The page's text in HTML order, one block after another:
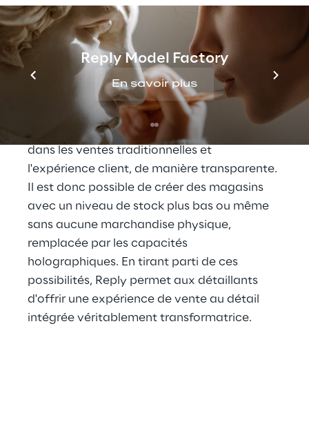
Reply Model Factory
En savoir plus
l'utilisation de la visualisation holographique
pour les vêtements et une expérience de
vente mobile au sein de l'application
clienteling.
Cet environnement totalement nouveau
pour les magasins physiques permet
d'intégrer les processus de " Make to Order "
dans les ventes traditionnelles et
l'expérience client, de manière transparente.
Il est donc possible de créer des magasins
avec un niveau de stock plus bas ou même
sans aucune marchandise physique,
remplacée par les capacités
holographiques. En tirant parti de ces
possibilités, Reply permet aux détaillants
d'offrir une expérience de vente au détail
intégrée véritablement transformatrice.